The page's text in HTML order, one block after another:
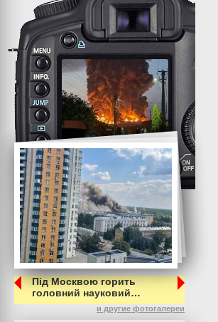
Під Москвою горить
головний науковий…
и другие фотогалереи